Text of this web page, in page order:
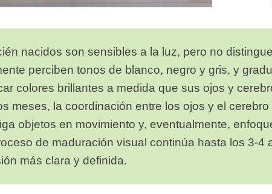
nacidos son sensibles a la luz, pero no
perciben tonos de blanco, negro y gris, y
colores brillantes a medida que sus ojos y
meses, la coordinación entre los ojos y el
objetos en movimiento y, eventualmente,
de maduración visual continúa hasta los 3-4
más clara y definida.